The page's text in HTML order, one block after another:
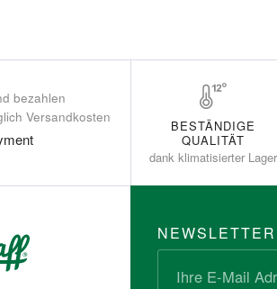
bezahlen
Versandkosten
BESTÄNDIGE
QUALITÄT
dank klimatisierter Lager